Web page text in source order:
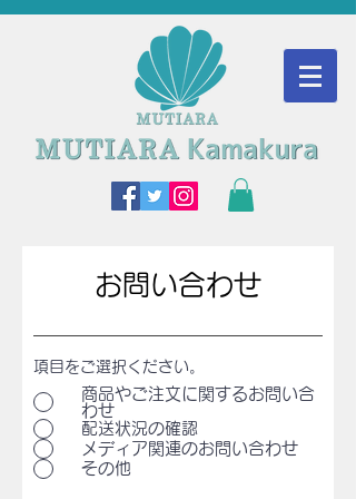
お問い合わせ
項目をご選択ください。
商品やご注文に関するお問い合
わせ
配送状況の確認
メディア関連のお問い合わせ
その他